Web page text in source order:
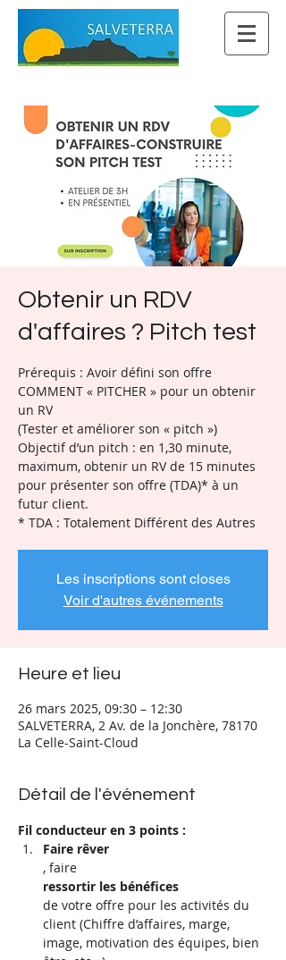
Obtenir un RDV
d'affaires ? Pitch test
Prérequis : Avoir défini son offre
COMMENT « PITCHER » pour un obtenir
un RV
(Tester et améliorer son « pitch »)
Objectif d’un pitch : en 1,30 minute,
maximum, obtenir un RV de 15 minutes
pour présenter son offre (TDA)* à un
futur client.
* TDA : Totalement Différent des Autres
Les inscriptions sont closes
Voir d'autres événements
Heure et lieu
26 mars 2025, 09:30 – 12:30
SALVETERRA, 2 Av. de la Jonchère, 78170
La Celle-Saint-Cloud
Détail de l'événement
Fil conducteur en 3 points :
Faire rêver
, faire
ressortir les bénéfices
de votre offre pour les activités du
client (Chiffre d’affaires, marge,
image, motivation des équipes, bien